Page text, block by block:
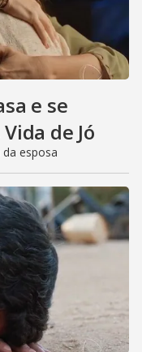
e se
de Jó
esposa